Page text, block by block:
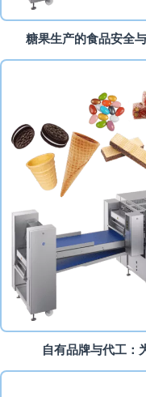
糖果生产的食品安全
自有品牌与代工：